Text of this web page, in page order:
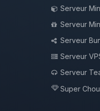
Serveur
Serveur
Serveur
Serveur
Serveur
Super